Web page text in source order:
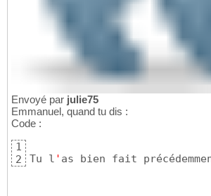
Envoyé par julie75
Emmanuel, quand tu dis :
Code :
1
2
Tu l ' as bien fait